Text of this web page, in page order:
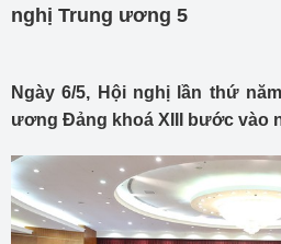
nghị Trung ương 5
Ngày 6/5, Hội nghị lần thứ
ương Đảng khoá XIII bước vào